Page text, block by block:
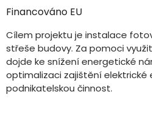
Financováno EU
Cílem projektu je instalace
střeše budovy. Za pomoci
dojde ke snížení energetické
optimalizaci zajištění elektrické
podnikatelskou činnost.